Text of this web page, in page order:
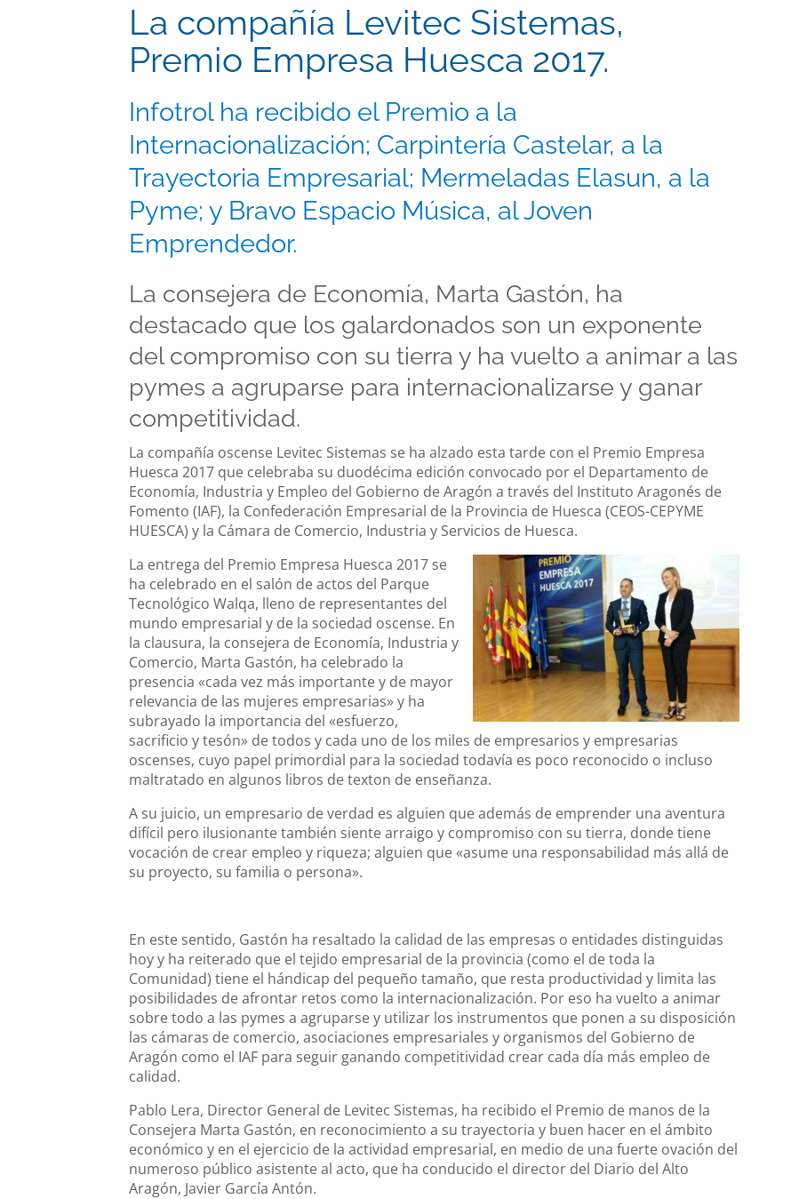
La compañía Levitec Sistemas,
Premio Empresa Huesca 2017.
Infotrol ha recibido el Premio a la
Internacionalización; Carpintería Castelar, a la
Trayectoria Empresarial; Mermeladas Elasun, a la
Pyme; y Bravo Espacio Música, al Joven
Emprendedor.
La consejera de Economía, Marta Gastón, ha
destacado que los galardonados son un exponente
del compromiso con su tierra y ha vuelto a animar a las
pymes a agruparse para internacionalizarse y ganar
competitividad.
La compañía oscense Levitec Sistemas se ha alzado esta tarde con el Premio Empresa
Huesca 2017 que celebraba su duodécima edición convocado por el Departamento de
Economía, Industria y Empleo del Gobierno de Aragón a través del Instituto Aragonés de
Fomento (IAF), la Confederación Empresarial de la Provincia de Huesca (CEOS-CEPYME
HUESCA) y la Cámara de Comercio, Industria y Servicios de Huesca.
La entrega del Premio Empresa Huesca 2017 se
ha celebrado en el salón de actos del Parque
Tecnológico Walqa, lleno de representantes del
mundo empresarial y de la sociedad oscense. En
la clausura, la consejera de Economía, Industria y
Comercio, Marta Gastón, ha celebrado la
presencia «cada vez más importante y de mayor
relevancia de las mujeres empresarias» y ha
subrayado la importancia del «esfuerzo,
sacrificio y tesón» de todos y cada uno de los miles de empresarios y empresarias
oscenses, cuyo papel primordial para la sociedad todavía es poco reconocido o incluso
maltratado en algunos libros de texton de enseñanza.
A su juicio, un empresario de verdad es alguien que además de emprender una aventura
difícil pero ilusionante también siente arraigo y compromiso con su tierra, donde tiene
vocación de crear empleo y riqueza; alguien que «asume una responsabilidad más allá de
su proyecto, su familia o persona».
En este sentido, Gastón ha resaltado la calidad de las empresas o entidades distinguidas
hoy y ha reiterado que el tejido empresarial de la provincia (como el de toda la
Comunidad) tiene el hándicap del pequeño tamaño, que resta productividad y limita las
posibilidades de afrontar retos como la internacionalización. Por eso ha vuelto a animar
sobre todo a las pymes a agruparse y utilizar los instrumentos que ponen a su disposición
las cámaras de comercio, asociaciones empresariales y organismos del Gobierno de
Aragón como el IAF para seguir ganando competitividad crear cada día más empleo de
calidad.
Pablo Lera, Director General de Levitec Sistemas, ha recibido el Premio de manos de la
Consejera Marta Gastón, en reconocimiento a su trayectoria y buen hacer en el ámbito
económico y en el ejercicio de la actividad empresarial, en medio de una fuerte ovación del
numeroso público asistente al acto, que ha conducido el director del Diario del Alto
Aragón, Javier García Antón.